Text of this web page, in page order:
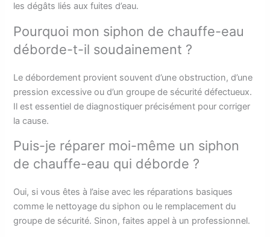
les dégâts liés aux fuites d’eau.
Pourquoi mon siphon de chauffe-eau
déborde-t-il soudainement ?
Le débordement provient souvent d’une obstruction, d’une
pression excessive ou d’un groupe de sécurité défectueux.
Il est essentiel de diagnostiquer précisément pour corriger
la cause.
Puis-je réparer moi-même un siphon
de chauffe-eau qui déborde ?
Oui, si vous êtes à l’aise avec les réparations basiques
comme le nettoyage du siphon ou le remplacement du
groupe de sécurité. Sinon, faites appel à un professionnel.